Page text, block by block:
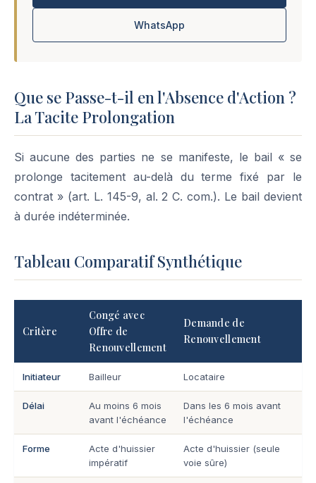
WhatsApp
Que se Passe-t-il en l'Absence d'Action ?
La Tacite Prolongation
Si aucune des parties ne se manifeste, le bail « se
prolonge tacitement au-delà du terme fixé par le
contrat » (art. L. 145-9, al. 2 C. com.). Le bail devient
à durée indéterminée.
Tableau Comparatif Synthétique
Critère
Congé avec
Offre de
Renouvellement
Demande de
Renouvellement
Initiateur Bailleur Locataire
Délai
Au moins 6 mois
avant l'échéance
Dans les 6 mois avant
l'échéance
Forme
Acte d'huissier
impératif
Acte d'huissier (seule
voie sûre)